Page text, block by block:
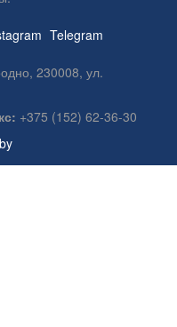
Telegram
230008, ул.
+375 (152) 62-36-30